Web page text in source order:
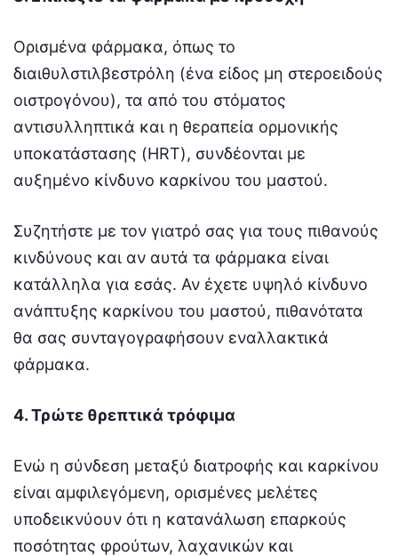
Ορισμένα φάρμακα, όπως το
διαιθυλστιλβεστρόλη (ένα είδος μη στεροειδούς
οιστρογόνου), τα από του στόματος
αντισυλληπτικά και η θεραπεία ορμονικής
υποκατάστασης (HRT), συνδέονται με
αυξημένο κίνδυνο καρκίνου του μαστού.
Συζητήστε με τον γιατρό σας για τους πιθανούς
κινδύνους και αν αυτά τα φάρμακα είναι
κατάλληλα για εσάς. Αν έχετε υψηλό κίνδυνο
ανάπτυξης καρκίνου του μαστού, πιθανότατα
θα σας συνταγογραφήσουν εναλλακτικά
φάρμακα.
4. Τρώτε θρεπτικά τρόφιμα
Ενώ η σύνδεση μεταξύ διατροφής και καρκίνου
είναι αμφιλεγόμενη, ορισμένες μελέτες
υποδεικνύουν ότι η κατανάλωση επαρκούς
ποσότητας φρούτων, λαχανικών και